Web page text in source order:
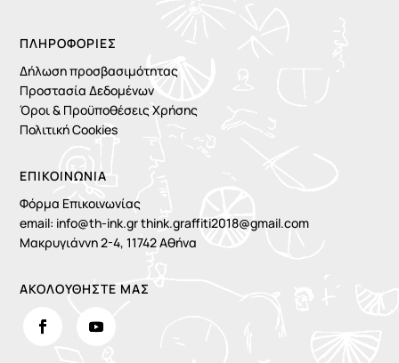
ΠΛΗΡΟΦΟΡΊΕΣ
Δήλωση προσβασιμότητας
Προστασία Δεδομένων
Όροι & Προϋποθέσεις Χρήσης
Πολιτική Cookies
ΕΠΙΚΟΙΝΩΝΙΑ
Φόρμα Επικοινωνίας
email: info@th-ink.grthink.graffiti2018@gmail.com
Μακρυγιάννη 2-4, 11742 Αθήνα
ΑΚΟΛΟΥΘΗΣΤΕ ΜΑΣ